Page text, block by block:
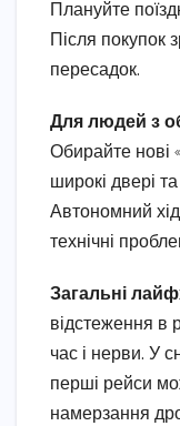
Плануйте
Після покупок
пересадок.
Для людей з
Обирайте нові
широкі двері та
Автономний
технічні
Загальні
відстеження в
час і нерви. У
перші рейси
намерзання